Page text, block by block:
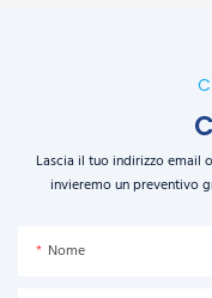
Lascia il tuo indirizzo
invieremo un preventivo
Nome